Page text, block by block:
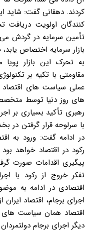
کردند. دهقانی گفت: شاید
کنندگان اولویت دریافت
تأمین سرمایه در گردش
بازار سرمایه اختصاص
به تحرک این بازار
مقاومتی با تکیه بر
عملی سیاست های اقتصاد
های روز دنیا توسط
رهبری تأکید بسیاری بر
با سرلوحه قرار گرفتن
در ادامه گفت: ورود به
رکود در اقتصاد خواهد
پیگیری اقدامات صورت
تفکر خروج از رکود با
اقتصادی در ادامه به
اجرای برجام، اقتصاد
اقتصاد همان سیاست های
دیگر اجرای برجام